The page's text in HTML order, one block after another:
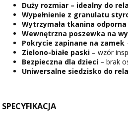
Duży rozmiar – idealny do
Wypełnienie z granulatu
Wytrzymała tkanina
Wewnętrzna poszewka na
Pokrycie zapinane na zamek
Zielono-białe paski– wzór
Bezpieczna dla dzieci– brak
Uniwersalne siedzisko do
SPECYFIKACJA